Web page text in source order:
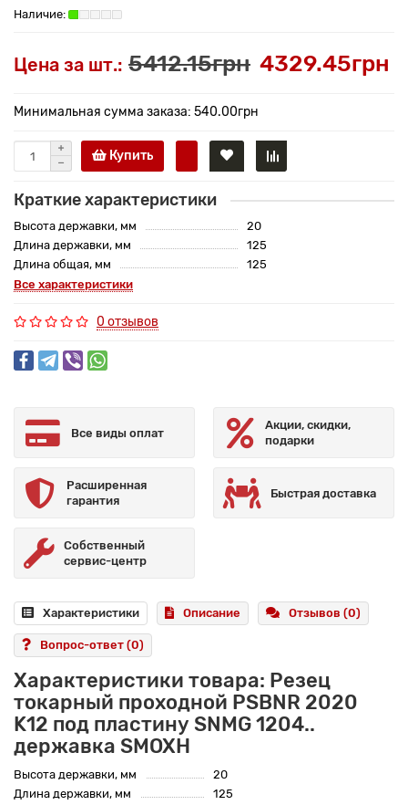
Цена за шт.: 5412.15грн 4329.45грн
Минимальная сумма заказа: 540.00грн
Купить
Краткие характеристики
Высота державки, мм
20
Длина державки, мм
125
Длина общая, мм
125
Все характеристики
0 отзывов
Все виды оплат
Акции, скидки,
подарки
Расширенная
гарантия
Быстрая доставка
Собственный
сервис-центр
Характеристики Описание Отзывов (0)
Вопрос-ответ (0)
Характеристики товара: Резец
токарный проходной PSBNR 2020
K12 под пластину SNMG 1204..
державка SMOXH
Высота державки, мм
20
Длина державки, мм
125